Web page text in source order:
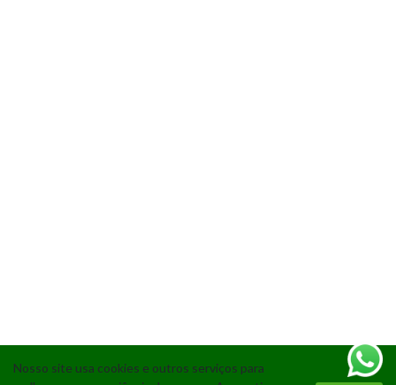
Nosso site usa cookies e outros serviços para